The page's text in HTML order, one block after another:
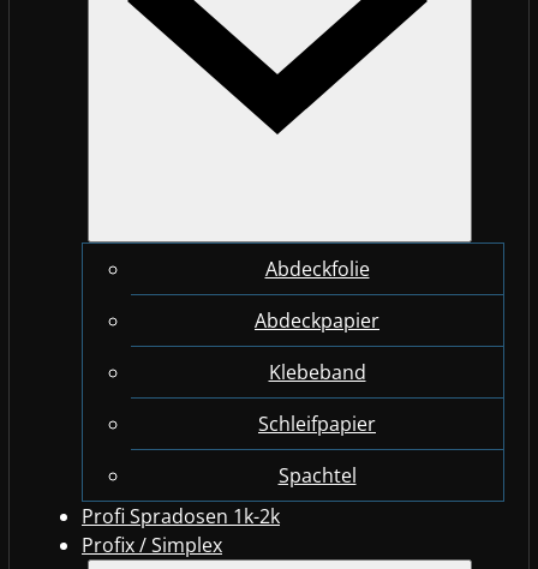
Abdeckfolie
Abdeckpapier
Klebeband
Schleifpapier
Spachtel
Profi Spradosen 1k-2k
Profix / Simplex